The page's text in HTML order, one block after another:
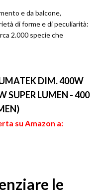
e da balcone,
di forme e di peculiarità:
2.000 specie che
DIM. 400W
SUPER LUMEN - 400
su Amazon a:
le